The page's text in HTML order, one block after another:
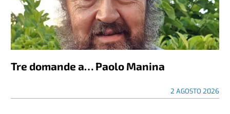
Tre domande a… Paolo Manina
2 AGOSTO 2026